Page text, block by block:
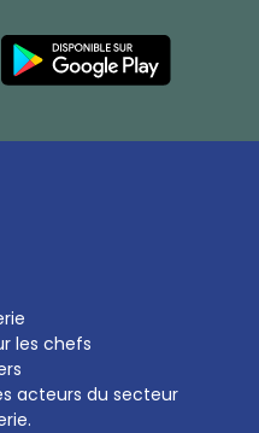
les chefs
acteurs du secteur
Française